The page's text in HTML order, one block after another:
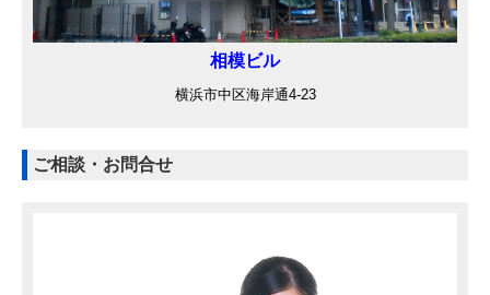
相模ビル
横浜市中区海岸通4-23
ご相談・お問合せ